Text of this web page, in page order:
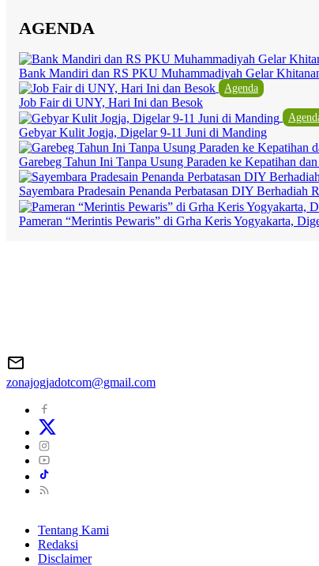
AGENDA
Bank Mandiri dan RS PKU Muhammadiyah Gelar
Agenda
Job Fair di UNY, Hari Ini dan Besok
Gebyar Kulit Jogja, Digelar 9-11 Juni di Manding
Garebeg Tahun Ini Tanpa Usung Paraden ke Kepatihan
Sayembara Pradesain Penanda Perbatasan DIY Berhadiah
Pameran “Merintis Pewaris” di Grha Keris Yogyakarta,
zonajogjadotcom@gmail.com
Tentang Kami
Redaksi
Disclaimer